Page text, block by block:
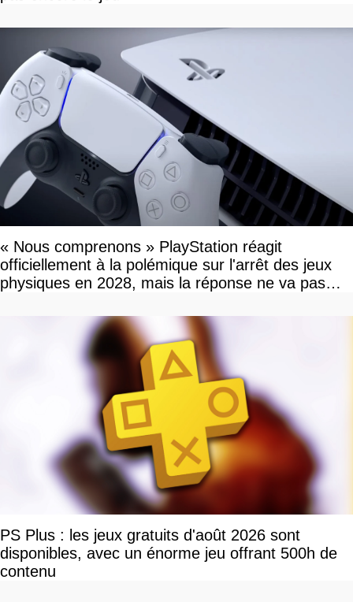
« Nous comprenons » PlayStation réagit
officiellement à la polémique sur l'arrêt des jeux
physiques en 2028, mais la réponse ne va pas
PS Plus : les jeux gratuits d'août 2026 sont
disponibles, avec un énorme jeu offrant 500h de
contenu